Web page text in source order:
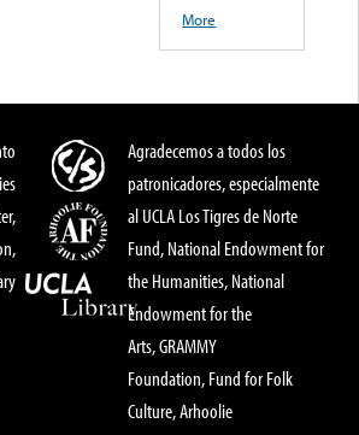
More
Agradecemos a todos los
patronicadores, especialmente
al UCLA Los Tigres de Norte
Fund, National Endowment for
the Humanities, National
Endowment for the
Arts, GRAMMY
Foundation, Fund for Folk
Culture, Arhoolie